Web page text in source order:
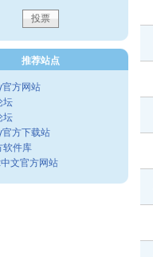
推荐站点
方网站
坛
坛
方下载站
软件库
文官方网站